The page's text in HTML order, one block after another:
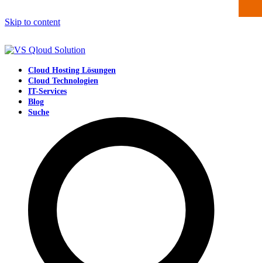
Skip to content
Cloud Hosting Lösungen
Cloud Technologien
IT-Services
Blog
Suche